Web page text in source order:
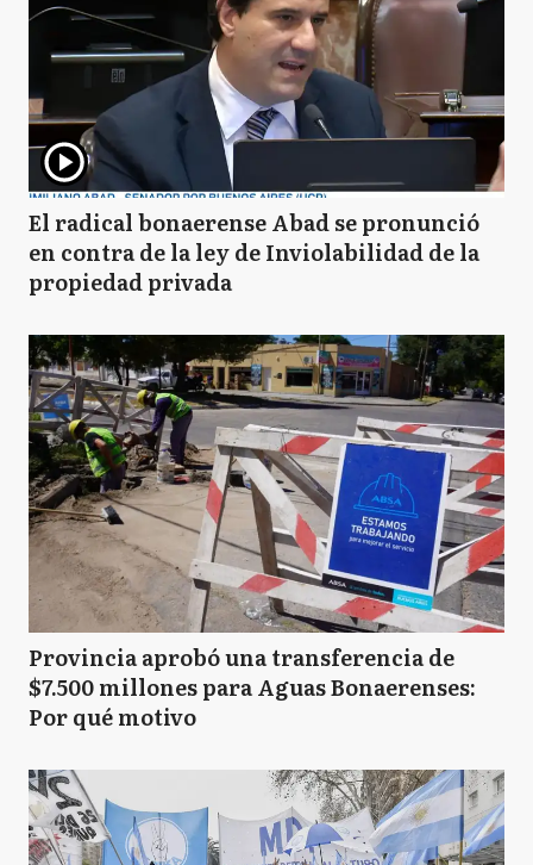
El radical bonaerense Abad se pronunció
en contra de la ley de Inviolabilidad de la
propiedad privada
Provincia aprobó una transferencia de
$7.500 millones para Aguas Bonaerenses:
Por qué motivo